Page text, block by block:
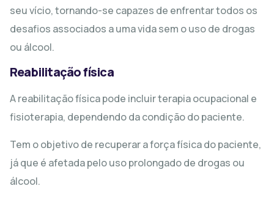
seu vício, tornando-se capazes de enfrentar todos os
desafios associados a uma vida sem o uso de drogas
ou álcool.
Reabilitação física
A reabilitação física pode incluir terapia ocupacional e
fisioterapia, dependendo da condição do paciente.
Tem o objetivo de recuperar a força física do paciente,
já que é afetada pelo uso prolongado de drogas ou
álcool.